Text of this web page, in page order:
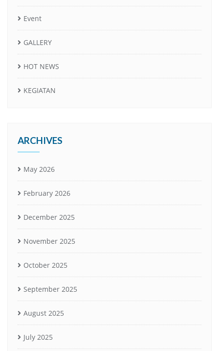
Event
GALLERY
HOT NEWS
KEGIATAN
ARCHIVES
May 2026
February 2026
December 2025
November 2025
October 2025
September 2025
August 2025
July 2025